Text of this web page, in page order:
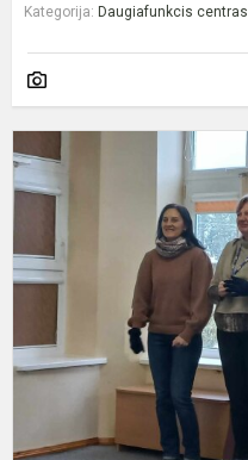
Kategorija: Daugiafunkcis centras